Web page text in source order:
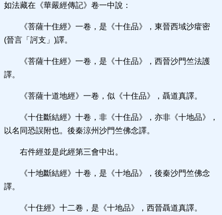
如法藏在《華嚴經傳記》卷一中說：
《菩薩十住經》一卷，是《十住品》，東晉西域沙癨密
(晉言「訶支」)譯。
《菩薩十住經》一卷，是《十住品》，西晉沙門竺法護
譯。
《菩薩十道地經》一卷，似《十住品》，聶道真譯。
《十住斷結經》十卷，非《十住品》，亦非《十地品》，
以名同恐誤附也。後秦涼州沙門竺佛念譯。
右件經並是此經第三會中出。
《十地斷結經》十卷，是《十地品》，後秦沙門竺佛念
譯。
《十住經》十二卷，是《十地品》，西晉聶道真譯。